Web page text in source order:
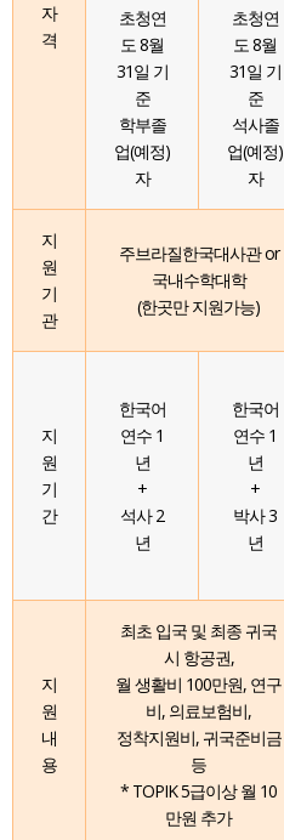
자
격
초청연
도 8월
31일 기
준
학부졸
업(예정)
자
초청연
도 8월
31일 기
준
석사졸
업(예정)
자
지
원
기
관
주브라질한국대사관 or
국내수학대학
(한곳만 지원가능)
지
원
기
간
한국어
연수 1
년
+
석사 2
년
한국어
연수 1
년
+
박사 3
년
지
원
내
용
최초 입국 및 최종 귀국
시 항공권,
월 생활비 100만원, 연구
비, 의료보험비,
정착지원비, 귀국준비금
등
* TOPIK 5급이상 월 10
만원 추가